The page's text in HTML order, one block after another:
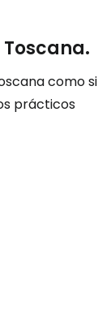
como si
prácticos